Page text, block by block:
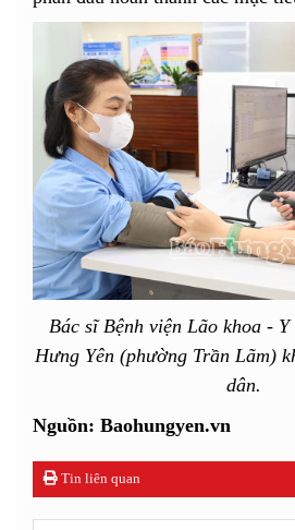
Bác sĩ Bệnh viện Lão khoa -
Hưng Yên (phường Trần Lãm)
dân.
Nguồn: Baohungyen.vn
Tin liên quan